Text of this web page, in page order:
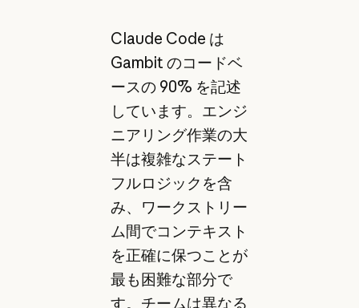
Claude Code は
Gambit のコードベ
ースの 90% を記述
しています。エンジ
ニアリング作業の大
半は複雑なステート
フルロジックを含
み、ワークストリー
ム間でコンテキスト
を正確に保つことが
最も困難な部分で
す。チームは異なる